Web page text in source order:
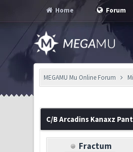
Home Forum
MEGAMU Mu Online Forum
C/B Arcadins Kanaxz
Fractum